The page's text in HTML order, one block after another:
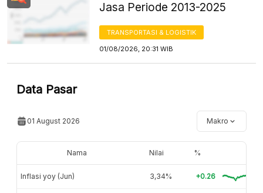
Jasa Periode 2013-2025
TRANSPORTASI & LOGISTIK
01/08/2026, 20:31 WIB
Data Pasar
01 August 2026 Makro
Nama Nilai %
Inflasi yoy (Jun) 3,34% +0.26